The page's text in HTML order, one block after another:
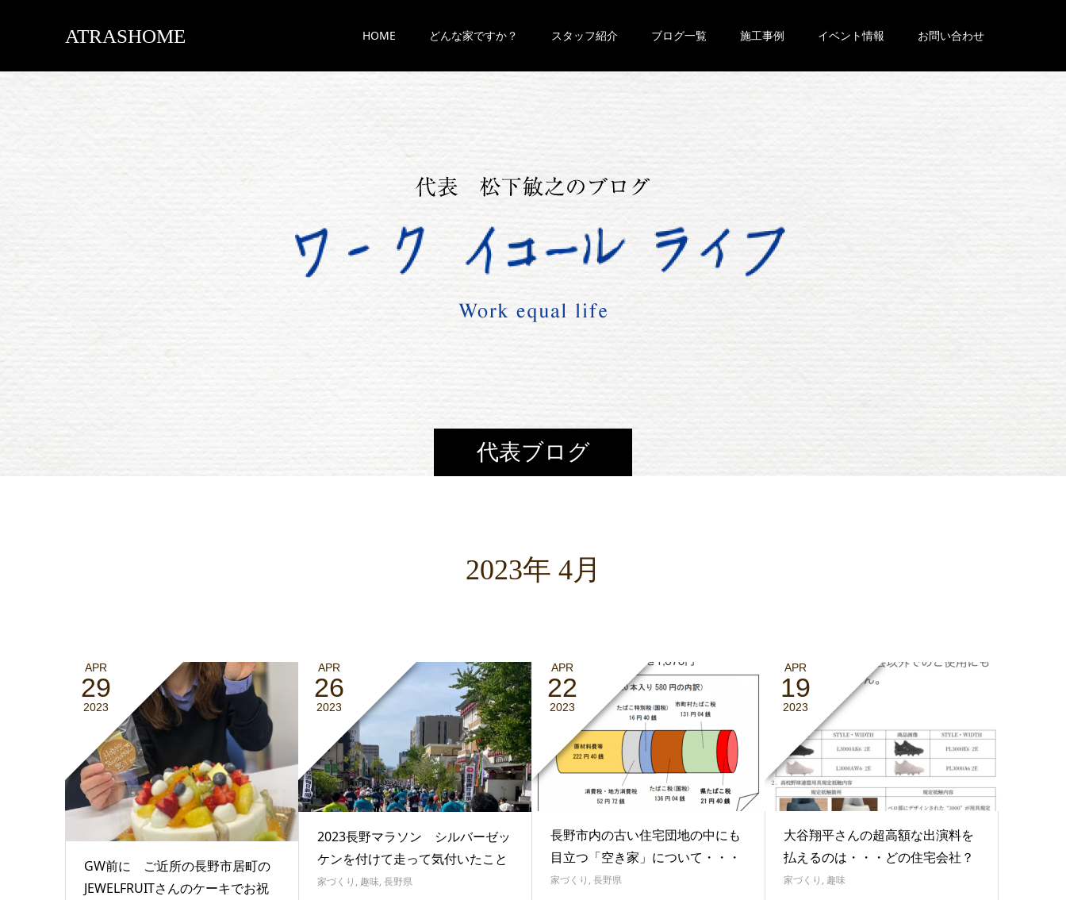
ATRASHOME HOME どんな家ですか？ スタッフ紹介 ブログ一覧 施工事例 イベント情報 お問い合わせ
代表ブログ
2023年 4月
APR
29
2023
GW前に ご近所の長野市居町の
JEWELFRUITさんのケーキでお祝
APR
26
2023
2023長野マラソン シルバーゼッ
ケンを付けて走って気付いたこと
家づくり , 趣味, 長野県
APR
22
2023
長野市内の古い住宅団地の中にも
目立つ「空き家」について・・・
家づくり , 長野県
APR
19
2023
大谷翔平さんの超高額な出演料を
払えるのは・・・どの住宅会社？
家づくり , 趣味